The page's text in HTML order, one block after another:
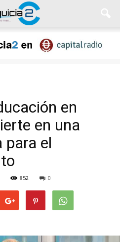
en
en una
para el
852 0